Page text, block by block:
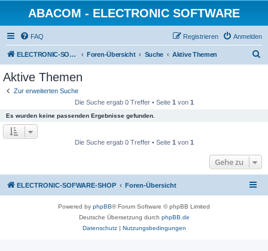
ABACOM - ELECTRONIC SOFTWARE
FAQ Anmelden
Registrieren
ELECTRONIC-SOFWARE-SHOP Foren-Übersicht Suche Aktive Themen
Aktive Themen
Zur erweiterten Suche
Die Suche ergab 0 Treffer • Seite 1 von 1
Es wurden keine passenden Ergebnisse gefunden.
Die Suche ergab 0 Treffer • Seite 1 von 1
Gehe zu
ELECTRONIC-SOFWARE-SHOP Foren-Übersicht
Powered by phpBB® Forum Software © phpBB Limited
Deutsche Übersetzung durch phpBB.de
Datenschutz| Nutzungsbedingungen